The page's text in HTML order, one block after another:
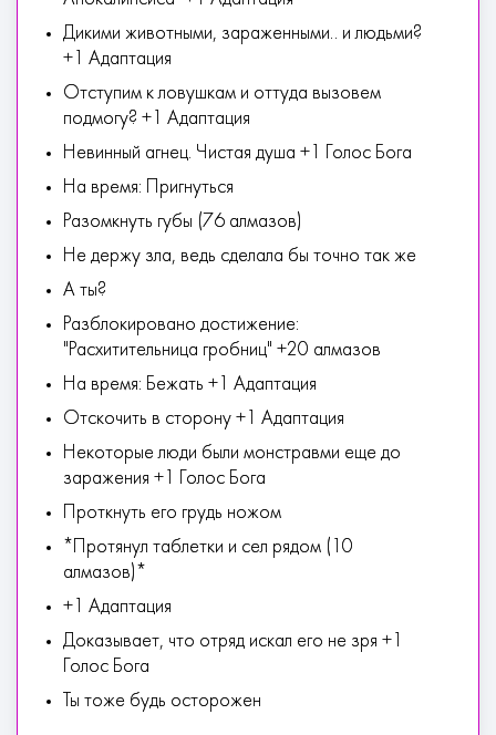
Дикими животными, зараженными.. и людьми?
+1 Адаптация
Отступим к ловушкам и оттуда вызовем
подмогу? +1 Адаптация
Невинный агнец. Чистая душа +1 Голос Бога
На время: Пригнуться
Разомкнуть губы (76 алмазов)
Не держу зла, ведь сделала бы точно так же
А ты?
Разблокировано достижение:
"Расхитительница гробниц" +20 алмазов
На время: Бежать +1 Адаптация
Отскочить в сторону +1 Адаптация
Некоторые люди были монстравми еще до
заражения +1 Голос Бога
Проткнуть его грудь ножом
*Протянул таблетки и сел рядом (10
алмазов)*
+1 Адаптация
Доказывает, что отряд искал его не зря +1
Голос Бога
Ты тоже будь осторожен